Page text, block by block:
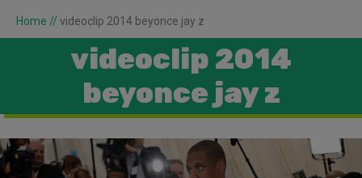
Home // videoclip 2014 beyonce jay z
videoclip 2014
beyonce jay z